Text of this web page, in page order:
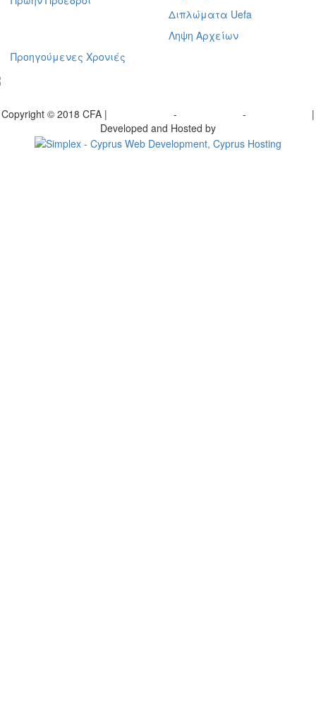
Διπλώματα Uefa
Ληψη Αρχείων
Προηγούμενες Χρονιές
Copyright © 2018 CFA | - -
|
Developed and Hosted by